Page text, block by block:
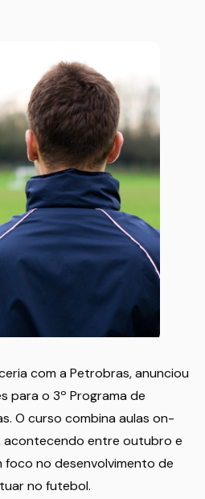
com a Petrobras, anunciou
para o 3º Programa de
O curso combina aulas on-
acontecendo entre outubro e
no desenvolvimento de
no futebol.